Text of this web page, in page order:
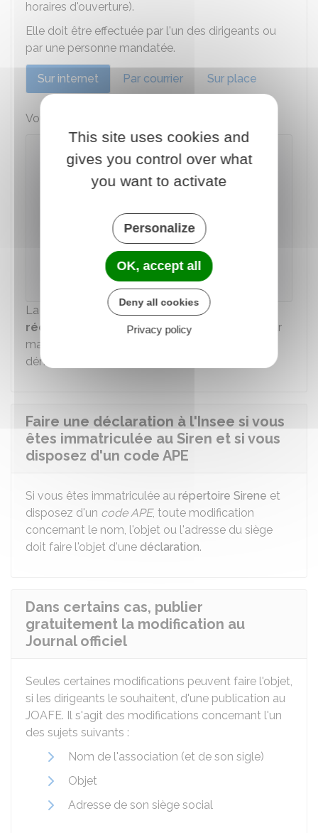
horaires d'ouverture).
Elle doit être effectuée par l'un des dirigeants ou
par une personne mandatée.
Sur internet Par courrier Sur place
Vous devez utiliser le téléservice suivant :
Modification d'une association (e-
modification)
Service accessible avec France Connect
Accéder au service en ligne
Direction de l'information légale et administrative
(Dila) - Premier ministre
La déclaration donne lieu à la délivrance d'un
récépissé
(que vous recevez par courrier ou par
mail). Ce document vous est utile dans vos
démarches et
Faire une déclaration à l'Insee si vous
êtes immatriculée au Siren et si vous
disposez d'un code APE
Si vous êtes immatriculée au répertoire Sirene et
disposez d'un code APE, toute modification
concernant le nom, l'objet ou l'adresse du siège
doit faire l'objet d'une déclaration.
Dans certains cas, publier
gratuitement la modification au
Journal officiel
Seules certaines modifications peuvent faire l'objet,
si les dirigeants le souhaitent, d'une publication au
JOAFE. Il s'agit des modifications concernant l'un
des sujets suivants :
Nom de l'association (et de son sigle)
Objet
Adresse de son siège social
This site uses cookies and
gives you control over what
you want to activate
Personalize
OK, accept all
Deny all cookies
Privacy policy